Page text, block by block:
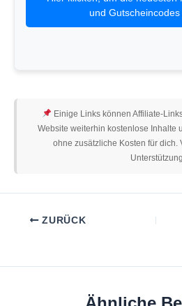
und Gutscheincodes
Einige Links können Affiliate-
Website weiterhin kostenlose Inhalte
ohne zusätzliche Kosten für dich.
Unterstützung.
ZURÜCK